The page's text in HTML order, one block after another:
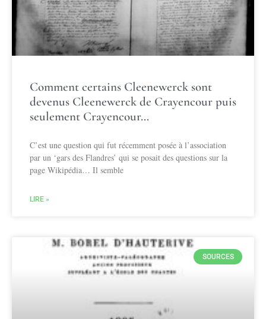
Comment certains Cleenewerck sont
devenus Cleenewerck de Crayencour puis
seulement Crayencour…
C’est une question qui fut récemment posée à l’association
par un ‘gars des Flandres’ qui se posait des questions sur la
page Wikipédia… Il semble
LIRE »
SOURCES